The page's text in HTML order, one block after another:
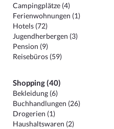
Campingplätze (4)
Ferienwohnungen (1)
Hotels (72)
Jugendherbergen (3)
Pension (9)
Reisebüros (59)
Shopping (40)
Bekleidung (6)
Buchhandlungen (26)
Drogerien (1)
Haushaltswaren (2)